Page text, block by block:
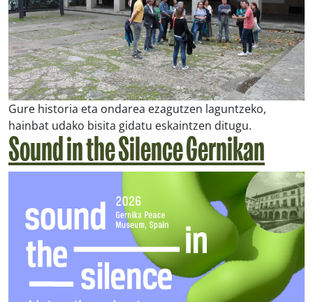
Gure historia eta ondarea ezagutzen laguntzeko,
hainbat udako bisita gidatu eskaintzen ditugu.
Sound in the Silence Gernikan